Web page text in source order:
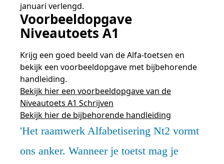
januari verlengd.
Voorbeeldopgave
Niveautoets A1
Krijg een goed beeld van de Alfa-toetsen en
bekijk een voorbeeldopgave met bijbehorende
handleiding.
Bekijk hier een voorbeeldopgave van de
Niveautoets A1 Schrijven
Bekijk hier de bijbehorende handleiding
Het raamwerk Alfabetisering Nt2 vormt
ons anker. Wanneer je toetst mag je